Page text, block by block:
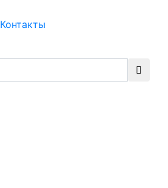
Контакты